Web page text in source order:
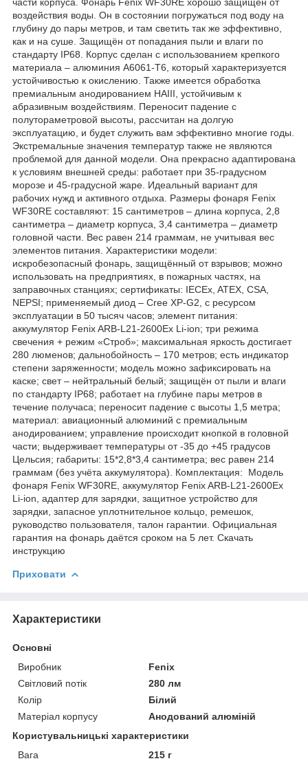
воздействия воды. Он в состоянии погружаться под воду на
глубину до пары метров, и там светить так же эффективно,
как и на суше. Защищён от попадания пыли и влаги по
стандарту IP68. Корпус сделан с использованием крепкого
материала – алюминия A6061-T6, который характеризуется
устойчивостью к окислению. Также имеется обработка
премиальным анодированием HAIII, устойчивым к
абразивным воздействиям. Переносит падение с
полутораметровой высоты, рассчитан на долгую
эксплуатацию, и будет служить вам эффективно многие годы.
Экстремальные значения температур также не являются
проблемой для данной модели. Она прекрасно адаптирована
к условиям внешней среды: работает при 35-градусном
морозе и 45-градусной жаре. Идеальный вариант для
рабочих нужд и активного отдыха. Размеры фонаря Fenix
WF30RE составляют: 15 сантиметров – длина корпуса, 2,8
сантиметра – диаметр корпуса, 3,4 сантиметра – диаметр
головной части. Вес равен 214 граммам, не учитывая вес
элементов питания. Характеристики модели:
искробезопасный фонарь, защищённый от взрывов; можно
использовать на предприятиях, в пожарных частях, на
заправочных станциях; сертификаты: IECEx, ATEX, CSA,
NEPSI; применяемый диод – Cree XP-G2, с ресурсом
эксплуатации в 50 тысяч часов; элемент питания:
аккумулятор Fenix ARB-L21-2600Ex Li-ion; три режима
свечения + режим «Строб»; максимальная яркость достигает
280 люменов; дальнобойность – 170 метров; есть индикатор
степени заряженности; модель можно зафиксировать на
каске; свет – нейтральный белый; защищён от пыли и влаги
по стандарту IP68; работает на глубине пары метров в
течение получаса; переносит падение с высоты 1,5 метра;
материал: авиационный алюминий с премиальным
анодированием; управление происходит кнопкой в головной
части; выдерживает температуры от -35 до +45 градусов
Цельсия; габариты: 15*2,8*3,4 сантиметра; вес равен 214
граммам (без учёта аккумулятора). Комплектация: Модель
фонаря Fenix WF30RE, аккумулятор Fenix ARB-L21-2600Ex
Li-ion, адаптер для зарядки, защитное устройство для
зарядки, запасное уплотнительное кольцо, ремешок,
руководство пользователя, талон гарантии. Официальная
гарантия на фонарь даётся сроком на 5 лет. Скачать
инструкцию
Приховати
Характеристики
Основні
Виробник
Fenix
Світловий потік
280 лм
Колір
Білий
Матеріал корпусу
Анодований алюміній
Користувальницькі характеристики
Вага
215 г